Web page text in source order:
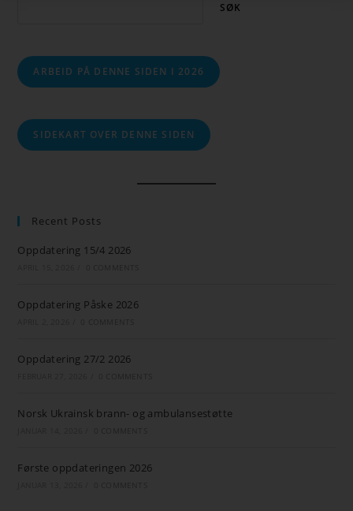
SØK
ARBEID PÅ DENNE SIDEN I 2026
SIDEKART OVER DENNE SIDEN
Recent Posts
Oppdatering 15/4 2026
Oppdatering Påske 2026
Oppdatering 27/2 2026
Norsk Ukrainsk brann- og ambulansestøtte
Første oppdateringen 2026